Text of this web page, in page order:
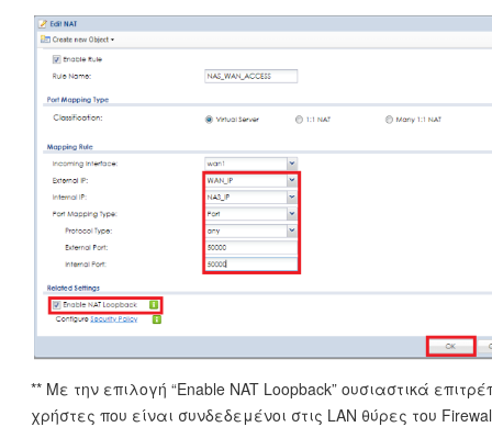
** Με την επιλογή “Enable NAT Loopback” ουσιαστικά
χρήστες που είναι συνδεδεμένοι στις LAN θύρες του